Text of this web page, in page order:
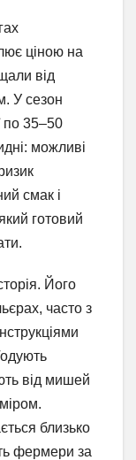
ціною на
від
У сезон
по 35–50
можливі
смак і
готовий
Його
часто з
від мишей
близько
фермери за